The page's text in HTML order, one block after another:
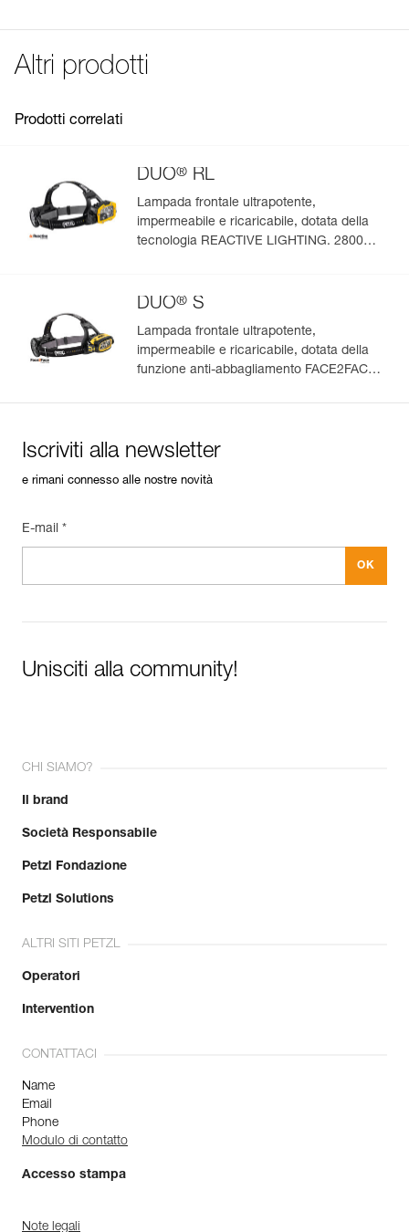
FAQ
Altri prodotti
Prodotti correlati
DUO® RL
Lampada frontale ultrapotente,
impermeabile e ricaricabile, dotata della
tecnologia REACTIVE LIGHTING. 2800
DUO® S
Lampada frontale ultrapotente,
impermeabile e ricaricabile, dotata della
funzione anti-abbagliamento FACE2FACE.
Iscriviti alla newsletter
e rimani connesso alle nostre novità
E-mail *
Unisciti alla community!
CHI SIAMO?
Il brand
Società Responsabile
Petzl Fondazione
Petzl Solutions
ALTRI SITI PETZL
Operatori
Intervention
CONTATTACI
Name
Email
Phone
Modulo di contatto
Accesso stampa
Note legali